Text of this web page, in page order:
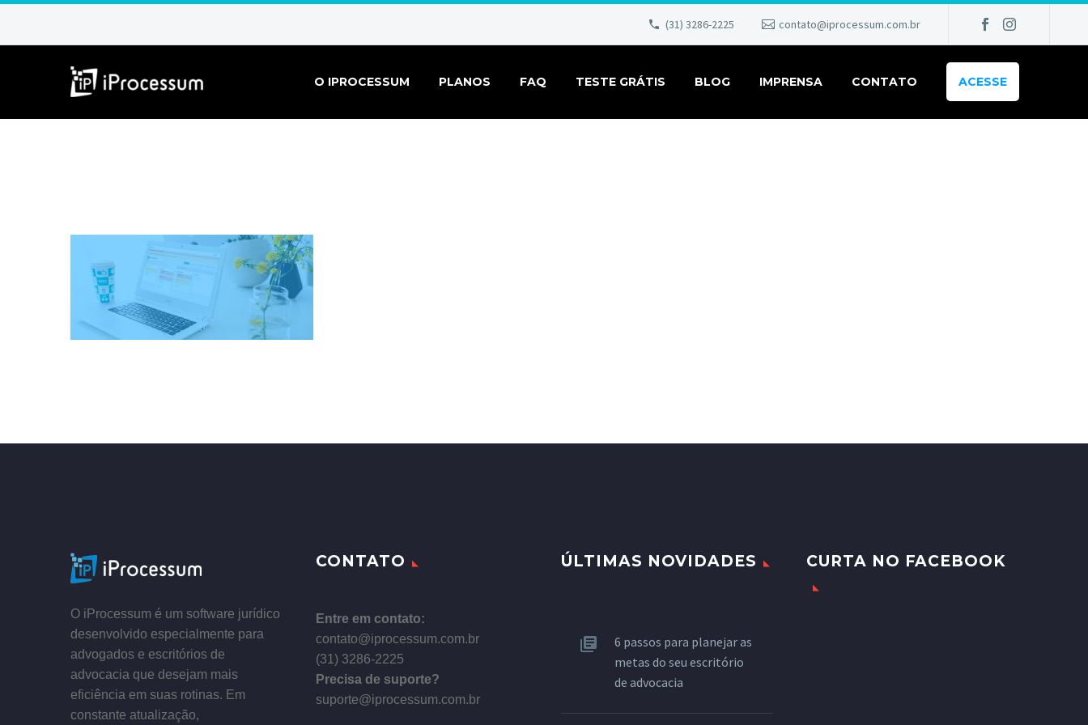
(31) 3286-2225 contato@iprocessum.com.br
O IPROCESSUM PLANOS FAQ TESTE GRÁTIS BLOG IMPRENSA CONTATO ACESSE
O iProcessum é um software jurídico
desenvolvido especialmente para
advogados e escritórios de
advocacia que desejam mais
eficiência em suas rotinas. Em
constante atualização,
CONTATO
Entre em contato:
contato@iprocessum.com.br
(31) 3286-2225
Precisa de suporte?
suporte@iprocessum.com.br
ÚLTIMAS NOVIDADES
6 passos para planejar as
metas do seu escritório
de advocacia
CURTA NO FACEBOOK